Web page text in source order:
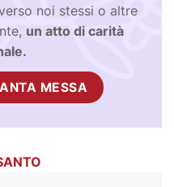
noi stessi o altre
un atto di carità
MESSA